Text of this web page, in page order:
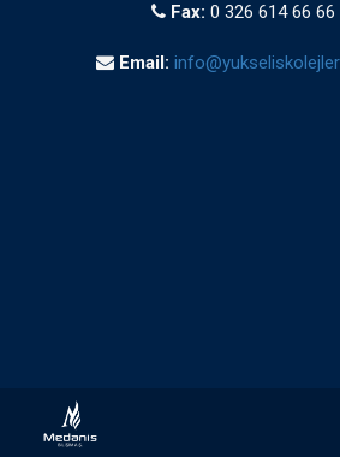
Fax: 0 326 614 66 66
Email: